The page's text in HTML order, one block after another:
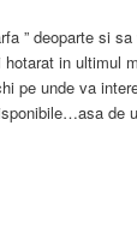
” deoparte si
in ultimul
pe unde va
de